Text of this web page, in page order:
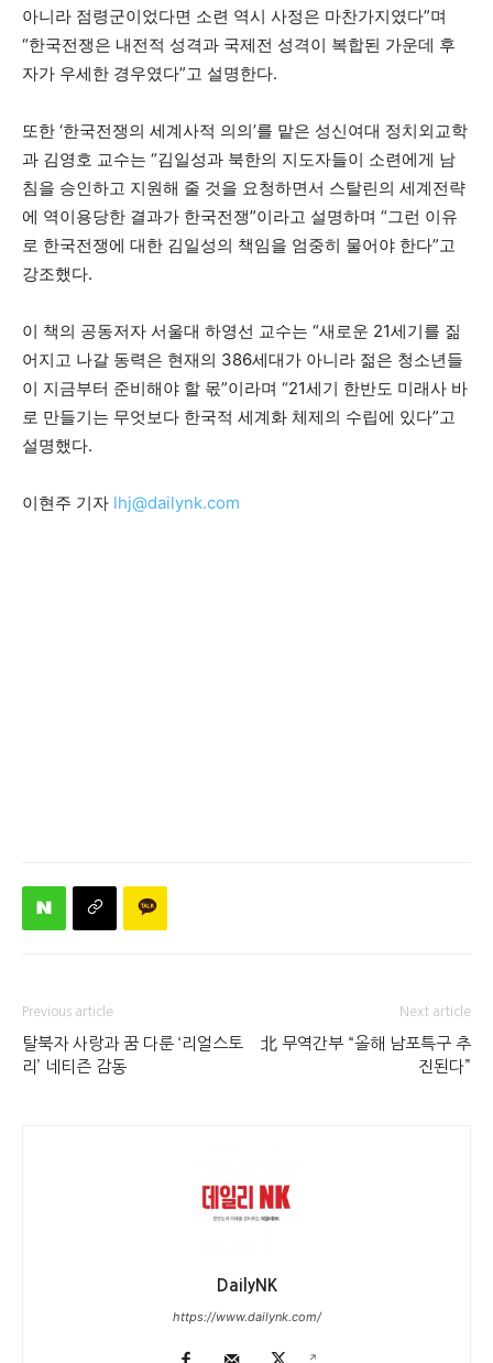
아니라 점령군이었다면 소련 역시 사정은 마찬가지였다”며
“한국전쟁은 내전적 성격과 국제전 성격이 복합된 가운데 후
자가 우세한 경우였다”고 설명한다.
또한 ‘한국전쟁의 세계사적 의의’를 맡은 성신여대 정치외교학
과 김영호 교수는 “김일성과 북한의 지도자들이 소련에게 남
침을 승인하고 지원해 줄 것을 요청하면서 스탈린의 세계전략
에 역이용당한 결과가 한국전쟁”이라고 설명하며 “그런 이유
로 한국전쟁에 대한 김일성의 책임을 엄중히 물어야 한다”고
강조했다.
이 책의 공동저자 서울대 하영선 교수는 “새로운 21세기를 짊
어지고 나갈 동력은 현재의 386세대가 아니라 젊은 청소년들
이 지금부터 준비해야 할 몫”이라며 “21세기 한반도 미래사 바
로 만들기는 무엇보다 한국적 세계화 체제의 수립에 있다”고
설명했다.
이현주 기자 lhj@dailynk.com
Previous article
탈북자 사랑과 꿈 다룬 ‘리얼스토
리’ 네티즌 감동
Next article
北 무역간부 “올해 남포특구 추
진된다”
DailyNK
https://www.dailynk.com/